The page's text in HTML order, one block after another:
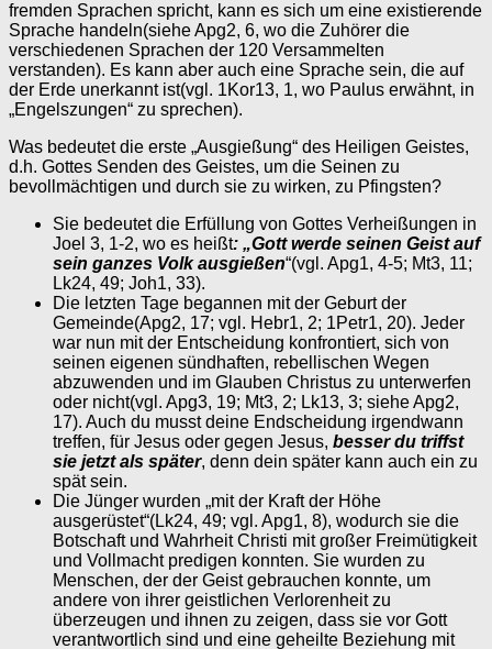
fremden Sprachen spricht, kann es sich um eine existierende
Sprache handeln(siehe Apg2, 6, wo die Zuhörer die
verschiedenen Sprachen der 120 Versammelten
verstanden). Es kann aber auch eine Sprache sein, die auf
der Erde unerkannt ist(vgl. 1Kor13, 1, wo Paulus erwähnt, in
„Engelszungen“ zu sprechen).
Was bedeutet die erste „Ausgießung“ des Heiligen Geistes,
d.h. Gottes Senden des Geistes, um die Seinen zu
bevollmächtigen und durch sie zu wirken, zu Pfingsten?
Sie bedeutet die Erfüllung von Gottes Verheißungen in
Joel 3, 1-2, wo es heißt: „Gott werde seinen Geist auf
sein ganzes Volk ausgießen“(vgl. Apg1, 4-5; Mt3, 11;
Lk24, 49; Joh1, 33).
Die letzten Tage begannen mit der Geburt der
Gemeinde(Apg2, 17; vgl. Hebr1, 2; 1Petr1, 20). Jeder
war nun mit der Entscheidung konfrontiert, sich von
seinen eigenen sündhaften, rebellischen Wegen
abzuwenden und im Glauben Christus zu unterwerfen
oder nicht(vgl. Apg3, 19; Mt3, 2; Lk13, 3; siehe Apg2,
17). Auch du musst deine Endscheidung irgendwann
treffen, für Jesus oder gegen Jesus, besser du triffst
sie jetzt als später, denn dein später kann auch ein zu
spät sein.
Die Jünger wurden „mit der Kraft der Höhe
ausgerüstet“(Lk24, 49; vgl. Apg1, 8), wodurch sie die
Botschaft und Wahrheit Christi mit großer Freimütigkeit
und Vollmacht predigen konnten. Sie wurden zu
Menschen, der der Geist gebrauchen konnte, um
andere von ihrer geistlichen Verlorenheit zu
überzeugen und ihnen zu zeigen, dass sie vor Gott
verantwortlich sind und eine geheilte Beziehung mit